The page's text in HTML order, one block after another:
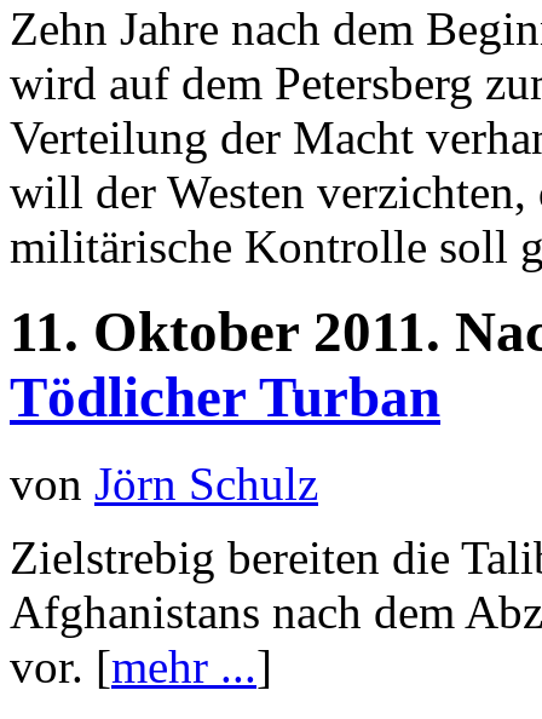
Zehn Jahre nach dem
wird auf dem Petersberg
Verteilung der Macht
will der Westen
militärische Kontrolle soll
11. Oktober 2011.
Tödlicher Turban
von Jörn Schulz
Zielstrebig bereiten die
Afghanistans nach dem
vor. [mehr ...]